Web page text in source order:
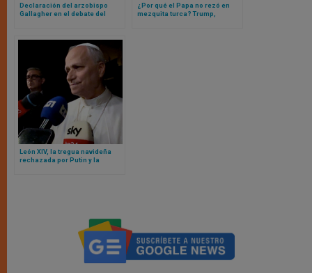
Declaración del arzobispo
Gallagher en el debate del
artificial y la paz y la seguridad
internacionales
¿Por qué el Papa no rezó en
mezquita turca? Trump,
León XIV, la tregua navideña
rechazada por Putin y la